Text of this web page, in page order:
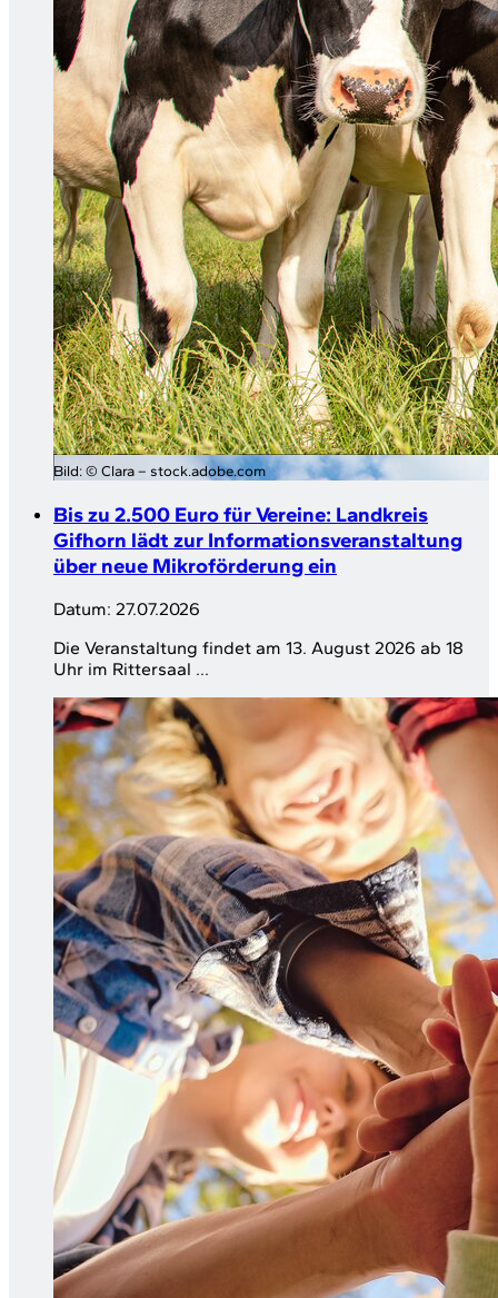
Bild:© Clara – stock.adobe.com
Bis zu 2.500 Euro für Vereine: Landkreis
Gifhorn lädt zur Informationsveranstaltung
über neue Mikroförderung ein
Datum: 27.07.2026
Die Veranstaltung findet am 13. August 2026 ab 18
Uhr im Rittersaal ...